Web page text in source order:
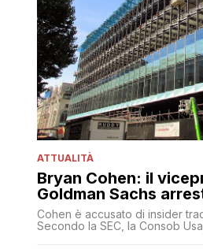
ATTUALITÀ
Bryan Cohen: il
Goldman Sachs
Cohen è accusato di insider
Secondo la SEC, la Consob